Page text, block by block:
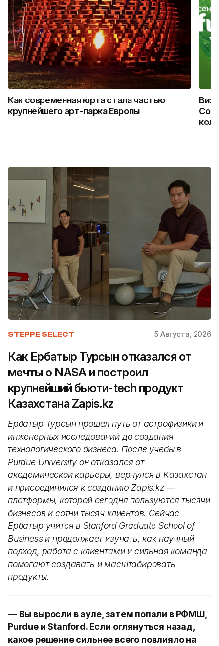
Как современная юрта стала частью
крупнейшего арт-парка Европы
STEPPE SELECT 5 Августа, 2026
Как Ербатыр Турсын отказался от
мечты о NASA и построил
крупнейший бьюти-tech продукт
Казахстана Zapis.kz
Ербатыр Турсын прошел путь от астрофизики и
инженерных исследований до создания
технологического бизнеса. После учебы в
Purdue University он отказался от
академической карьеры, вернулся в Казахстан
и присоединился к созданию Zapis.kz —
платформы, которой сегодня пользуются тысячи
бизнесов и сотни тысяч клиентов. Сейчас
Ербатыр учится в Stanford Graduate School of
Business и продолжает изучать, как научный
подход, работа с клиентами и сильная команда
помогают создавать и масштабировать
продукты.
— Вы выросли в ауле, затем попали в РФМШ,
Purdue и Stanford. Если оглянуться назад,
какое решение сильнее всего повлияло на